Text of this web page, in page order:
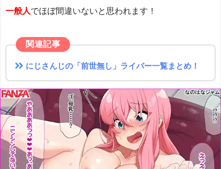
一般人でほぼ間違いないと思われます！
関連記事
にじさんじの「前世無し」ライバー一覧まとめ！